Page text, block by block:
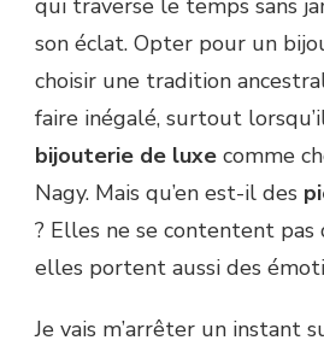
qui traverse le temps sans
son éclat. Opter pour un
choisir une tradition
faire inégalé, surtout
bijouterie de luxe comme
Nagy. Mais qu’en est-il des
? Elles ne se contentent pas
elles portent aussi des
Je vais m’arrêter un instant